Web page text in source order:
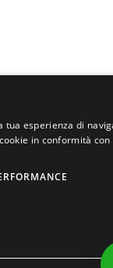
esperienza di
in conformità con